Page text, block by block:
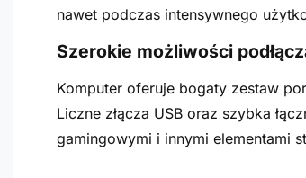
nawet podczas intensywnego
Szerokie możliwości
Komputer oferuje bogaty zestaw
Liczne złącza USB oraz szybka
gamingowymi i innymi elementami